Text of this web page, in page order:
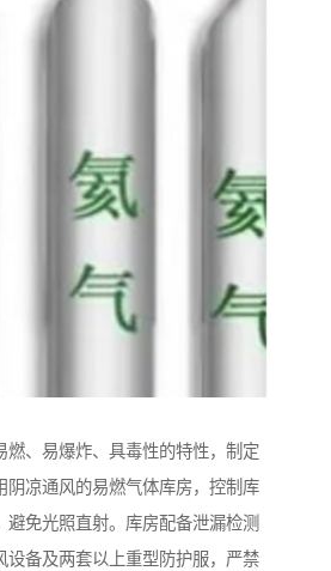
燃、易爆炸、具毒性的特性，制定
阴凉通风的易燃气体库房，控制库
免光照直射。库房配备泄漏检测
设备及两套以上重型防护服，严禁